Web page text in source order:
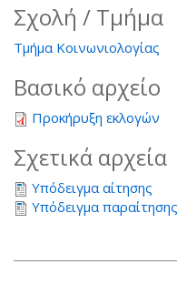
Σχολή / Τμήμα
Τμήμα Κοινωνιολογίας
Βασικό αρχείο
Προκήρυξη εκλογών
Σχετικά αρχεία
Υπόδειγμα αίτησης
Υπόδειγμα